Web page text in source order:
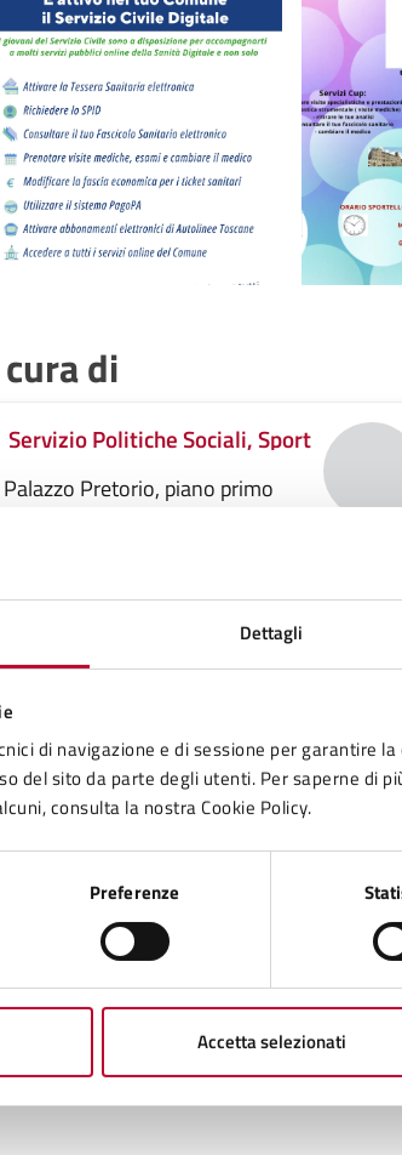
Dettagli
di navigazione e di sessione per garantire
del sito da parte degli utenti. Per saperne di
consulta la nostra Cookie Policy.
Preferenze
Accetta selezionati
di
Servizio Politiche Sociali, Sport
Palazzo Pretorio, piano primo
Contenuti
della Zona Val di Cecina